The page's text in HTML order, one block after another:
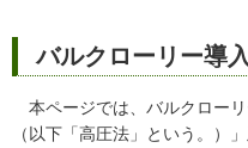
バルクローリー導
本ページでは、バルクロー
（以下「高圧法」という。）